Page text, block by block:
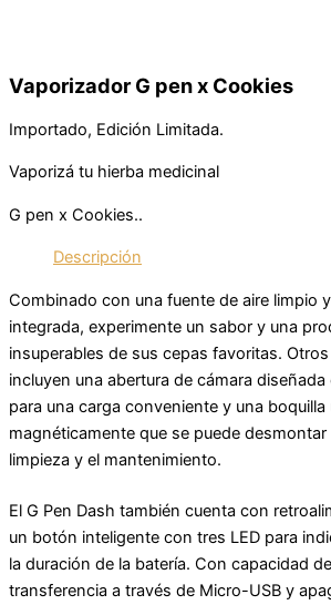
Vaporizador G pen x Cookies
Importado, Edición Limitada.
Vaporizá tu hierba medicinal
G pen x Cookies..
Descripción
Combinado con una fuente de aire limpio
integrada, experimente un sabor y una
insuperables de sus cepas favoritas.
incluyen una abertura de cámara
para una carga conveniente y una boquilla
magnéticamente que se puede desmontar
limpieza y el mantenimiento.
El G Pen Dash también cuenta con
un botón inteligente con tres LED para
la duración de la batería. Con capacidad
transferencia a través de Micro-USB y